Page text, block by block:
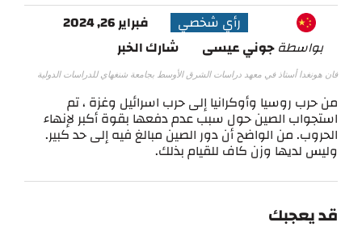
رأي شخصي
فبراير 26, 2024
بواسطةجوني عيسى شارك الخبر
فان هونغدا أستاذ في معهد دراسات الشرق الأوسط بجامعة شنغهاي للدراسات الدولية
من حرب روسيا وأوكرانيا إلى حرب اسرائيل وغزة ، تم
استجواب الصين حول سبب عدم دفعها بقوة أكبر لإنهاء
الحروب. من الواضح أن دور الصين مبالغ فيه إلى حد كبير.
وليس لديها وزن كاف للقيام بذلك.
قد يعجبك